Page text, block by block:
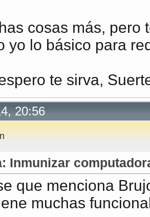
cosas más, pero
yo lo básico para
te sirva,
20:56
Inmunizar
que menciona
muchas